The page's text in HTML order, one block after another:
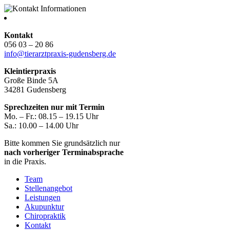
Kontakt
056 03 – 20 86
info@tierarztpraxis-gudensberg.de
Kleintierpraxis
Große Binde 5A
34281 Gudensberg
Sprechzeiten nur mit Termin
Mo. – Fr.: 08.15 – 19.15 Uhr
Sa.: 10.00 – 14.00 Uhr
Bitte kommen Sie grundsätzlich nur
nach vorheriger Terminabsprache
in die Praxis.
Team
Stellenangebot
Leistungen
Akupunktur
Chiropraktik
Kontakt